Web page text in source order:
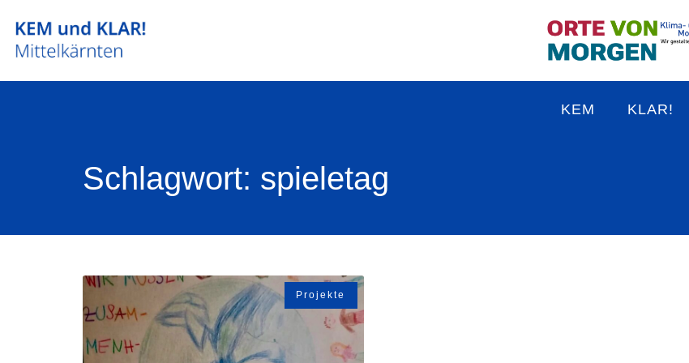
KEM KLAR!
Schlagwort: spieletag
Projekte